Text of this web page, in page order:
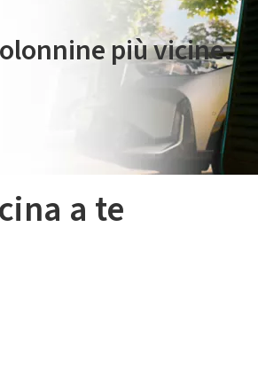
più vicine.
a te